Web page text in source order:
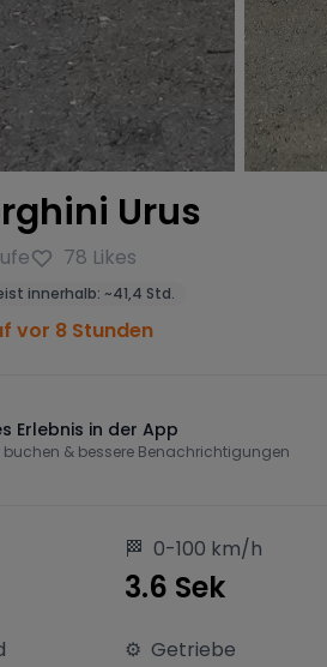
Urus
78 Likes
innerhalb: ~41,4 Std.
vor 8 Stunden
Erlebnis in der App
buchen & bessere Benachrichtigungen
🏁 0-100 km/h
3.6 Sek
⚙️ Getriebe